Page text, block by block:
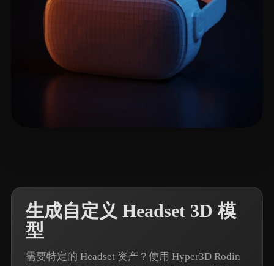
生成自定义 Headset 3D 模
型
需要特定的 Headset 资产？使用 Hyper3D Rodin